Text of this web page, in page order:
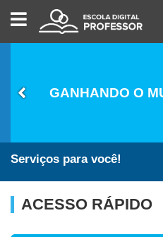
ESCOLA
DIGITAL
-
PROFESSOR
GANHANDO O
Serviços para você!
ACESSO RÁPIDO